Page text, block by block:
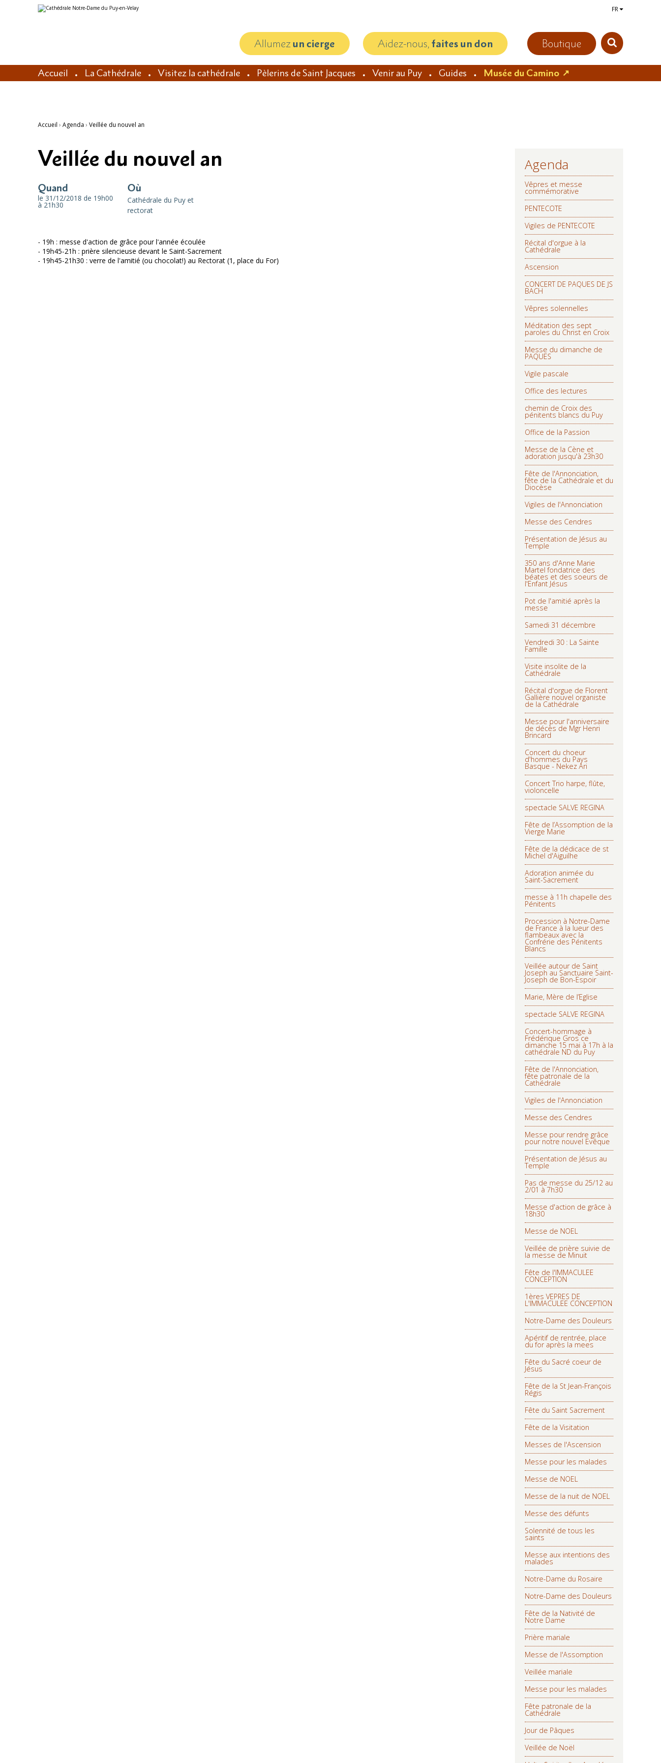
Aller
au
Outils
personnels
FR
Boutique
Allumezun cierge Aidez-nous, faites un don
Accueil La Cathédrale Visitez la cathédrale Pèlerins de Saint Jacques Venir au Puy Guides Musée du Camino
Accueil › Agenda › Veillée du nouvel an
NAVIGATION
Agenda
Vêpres et messe
commémorative
PENTECOTE
Vigiles de PENTECOTE
Récital d'orgue à la
Cathédrale
Ascension
CONCERT DE PAQUES DE JS
BACH
Vêpres solennelles
Méditation des sept
paroles du Christ en Croix
Messe du dimanche de
PAQUES
Vigile pascale
Office des lectures
chemin de Croix des
pénitents blancs du Puy
Office de la Passion
Messe de la Cène et
adoration jusqu'à 23h30
Fête de l'Annonciation,
fête de la Cathédrale et du
Diocèse
Vigiles de l'Annonciation
Messe des Cendres
Présentation de Jésus au
Temple
350 ans d'Anne Marie
Martel fondatrice des
béates et des soeurs de
l'Enfant Jésus
Pot de l'amitié après la
messe
Samedi 31 décembre
Vendredi 30 : La Sainte
Famille
Visite insolite de la
Cathédrale
Récital d'orgue de Florent
Gallière nouvel organiste
de la Cathédrale
Messe pour l'anniversaire
de décès de Mgr Henri
Brincard
Concert du choeur
d'hommes du Pays
Basque - Nekez Ari
Concert Trio harpe, flûte,
violoncelle
spectacle SALVE REGINA
Fête de l’Assomption de la
Vierge Marie
Fête de la dédicace de st
Michel d'Aiguilhe
Adoration animée du
Saint-Sacrement
messe à 11h chapelle des
Pénitents
Procession à Notre-Dame
de France à la lueur des
flambeaux avec la
Confrérie des Pénitents
Blancs
Veillée autour de Saint
Joseph au Sanctuaire Saint-
Joseph de Bon-Espoir
Marie, Mère de l’Eglise
spectacle SALVE REGINA
Concert-hommage à
Frédérique Gros ce
dimanche 15 mai à 17h à la
cathédrale ND du Puy
Fête de l'Annonciation,
fête patronale de la
Cathédrale
Vigiles de l'Annonciation
Messe des Cendres
Messe pour rendre grâce
pour notre nouvel Evêque
Présentation de Jésus au
Temple
Pas de messe du 25/12 au
2/01 à 7h30
Messe d'action de grâce à
18h30
Messe de NOEL
Veillée de prière suivie de
la messe de Minuit
Fête de l'IMMACULEE
CONCEPTION
1ères VEPRES DE
L'IMMACULEE CONCEPTION
Notre-Dame des Douleurs
Apéritif de rentrée, place
du for après la mees
Fête du Sacré coeur de
Jésus
Fête de la St Jean-François
Régis
Fête du Saint Sacrement
Fête de la Visitation
Messes de l'Ascension
Messe pour les malades
Messe de NOEL
Messe de la nuit de NOEL
Messe des défunts
Solennité de tous les
saints
Messe aux intentions des
malades
Notre-Dame du Rosaire
Notre-Dame des Douleurs
Fête de la Nativité de
Notre Dame
Prière mariale
Messe de l'Assomption
Veillée mariale
Messe pour les malades
Fête patronale de la
Cathédrale
Jour de Pâques
Veillée de Noël
Veillée du nouvel an
Quand
le 31/12/2018 de 19h00
à 21h30
Où
Cathédrale du Puy et
rectorat
- 19h : messe d'action de grâce pour l'année écoulée
- 19h45-21h : prière silencieuse devant le Saint-Sacrement
- 19h45-21h30 : verre de l'amitié (ou chocolat!) au Rectorat (1, place du For)